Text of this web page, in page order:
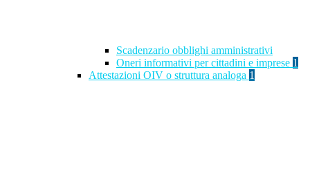
Scadenzario obblighi amministrativi
Oneri informativi per cittadini e imprese 1
Attestazioni OIV o struttura analoga 1